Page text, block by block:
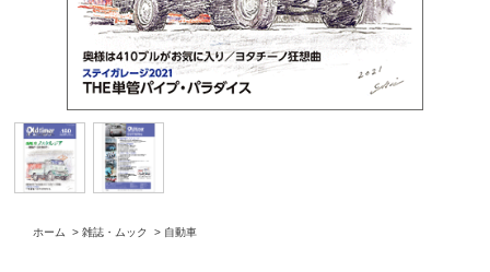
ホーム > 雑誌・ムック > 自動車